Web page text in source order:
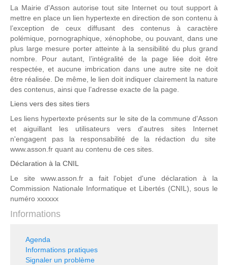
La Mairie d'Asson autorise tout site Internet ou tout support à
mettre en place un lien hypertexte en direction de son contenu à
l’exception de ceux diffusant des contenus à caractère
polémique, pornographique, xénophobe, ou pouvant, dans une
plus large mesure porter atteinte à la sensibilité du plus grand
nombre. Pour autant, l’intégralité de la page liée doit être
respectée, et aucune imbrication dans une autre site ne doit
être réalisée. De même, le lien doit indiquer clairement la nature
des contenus, ainsi que l’adresse exacte de la page.
Liens vers des sites tiers
Les liens hypertexte présents sur le site de la commune d'Asson
et aiguillant les utilisateurs vers d'autres sites Internet
n'engagent pas la responsabilité de la rédaction du site
www.asson.fr quant au contenu de ces sites.
Déclaration à la CNIL
Le site www.asson.fr a fait l'objet d'une déclaration à la
Commission Nationale Informatique et Libertés (CNIL), sous le
numéro xxxxxx
Informations
Agenda
Informations pratiques
Signaler un problème